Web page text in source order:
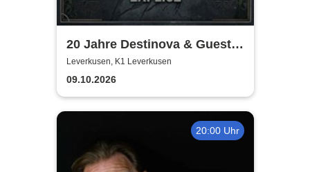
20 Jahre Destinova & Guests
| Explisz & Black Balloons
Leverkusen, K1 Leverkusen
09.10.2026
20:00 Uhr